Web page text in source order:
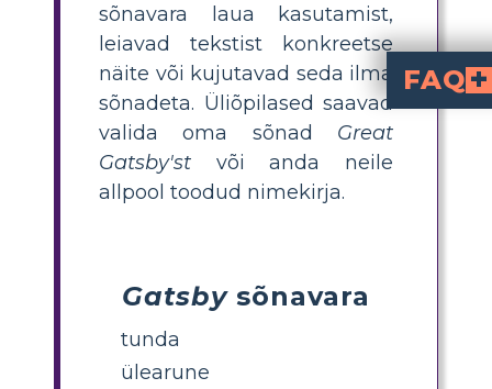
sõnavara laua kasutamist,
leiavad tekstist konkreetse
näite või kujutavad seda ilma
sõnadeta. Üliõpilased saavad
valida oma sõnad Great
Gatsby'st või anda neile
allpool toodud nimekirja.
Gatsbysõnavara
tunda
ülearune
FAQ